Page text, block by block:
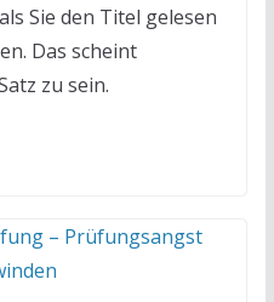
Sie den Titel gelesen
Das scheint
zu sein.